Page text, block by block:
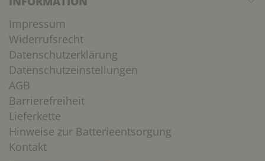
Impressum
Widerrufsrecht
Datenschutzerklärung
Datenschutzeinstellungen
AGB
Barrierefreiheit
Lieferkette
Hinweise zur Batterieentsorgung
Kontakt